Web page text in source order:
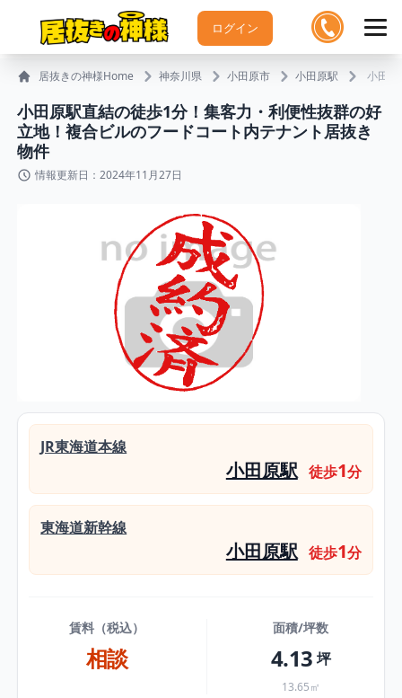
ログイン
居抜きの神様Home 神奈川県 小田原市 小田原駅 小田
小田原駅直結の徒歩1分！集客力・利便性抜群の好
立地！複合ビルのフードコート内テナント居抜き
物件
情報更新日：2024年11月27日
JR東海道本線
小田原駅 徒歩1分
東海道新幹線
小田原駅 徒歩1分
賃料（税込）
相談
面積/坪数
4.13 坪
13.65㎡